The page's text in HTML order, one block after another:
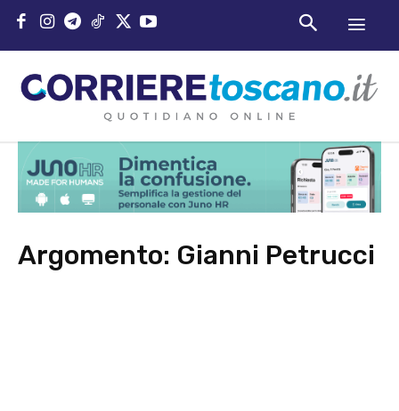
Argomento: Gianni Petrucci